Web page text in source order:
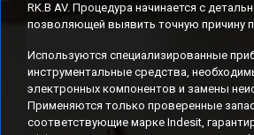
RK.B AV. Процедура начинается с
позволяющей выявить точную причину
Используются специализированные
инструментальные средства,
электронных компонентов и замены
Применяются только проверенные
соответствующие марке Indesit,